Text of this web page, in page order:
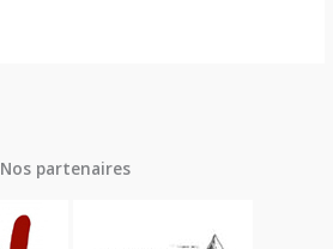
Nos partenaires